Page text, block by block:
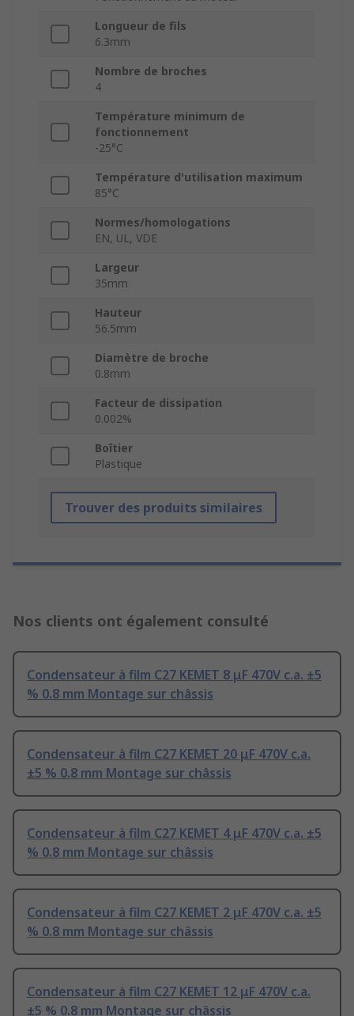
Longueur de fils
6.3mm
Nombre de broches
4
Température minimum de
fonctionnement
-25°C
Température d'utilisation maximum
85°C
Normes/homologations
EN, UL, VDE
Largeur
35mm
Hauteur
56.5mm
Diamètre de broche
0.8mm
Facteur de dissipation
0.002%
Boîtier
Plastique
Trouver des produits similaires
Nos clients ont également consulté
Condensateur à film C27 KEMET 8 μF 470V c.a. ±5
% 0.8 mm Montage sur châssis
Condensateur à film C27 KEMET 20 μF 470V c.a.
±5 % 0.8 mm Montage sur châssis
Condensateur à film C27 KEMET 4 μF 470V c.a. ±5
% 0.8 mm Montage sur châssis
Condensateur à film C27 KEMET 2 μF 470V c.a. ±5
% 0.8 mm Montage sur châssis
Condensateur à film C27 KEMET 12 μF 470V c.a.
±5 % 0.8 mm Montage sur châssis